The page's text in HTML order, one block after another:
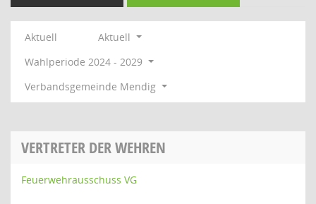
Aktuell
Aktuell
Wahlperiode 2024 - 2029
Verbandsgemeinde Mendig
VERTRETER DER WEHREN
Feuerwehrausschuss VG